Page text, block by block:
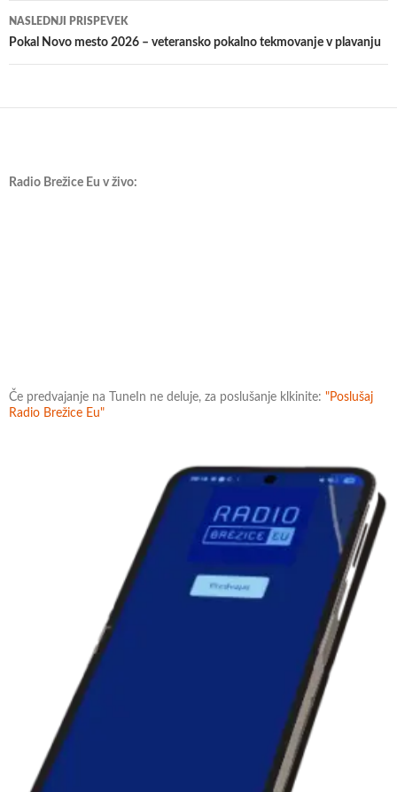
prispevkih
NASLEDNJI PRISPEVEK
Pokal Novo mesto 2026 – veteransko pokalno tekmovanje v plavanju
Radio Brežice Eu v živo:
Če predvajanje na TuneIn ne deluje, za poslušanje klkinite: "Poslušaj
Radio Brežice Eu"